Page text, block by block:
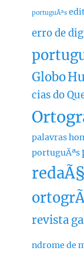
portuguÃªs
erro de
Globo
cias do
palavras
portuguÃªs
revista
ndrome de